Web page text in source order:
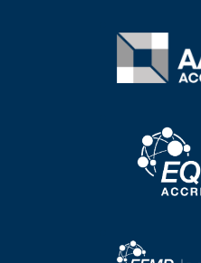
Image
Image
Image